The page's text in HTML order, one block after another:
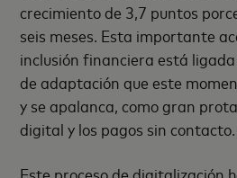
crecimiento de 3,7 puntos
seis meses. Esta importante
inclusión financiera está
de adaptación que este
y se apalanca, como gran
digital y los pagos sin contacto.
Este proceso de digitalización